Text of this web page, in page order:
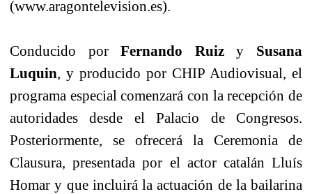
(www.aragontelevision.es).
Conducido porFernando Ruizy Susana
Luquin, y producido por CHIP Audiovisual, el
programa especial comenzará con la recepción de
autoridades desde el Palacio de Congresos.
Posteriormente, se ofrecerá la Ceremonia de
Clausura, presentada por el actor catalán Lluís
Homar y que incluirá la actuación de la bailarina